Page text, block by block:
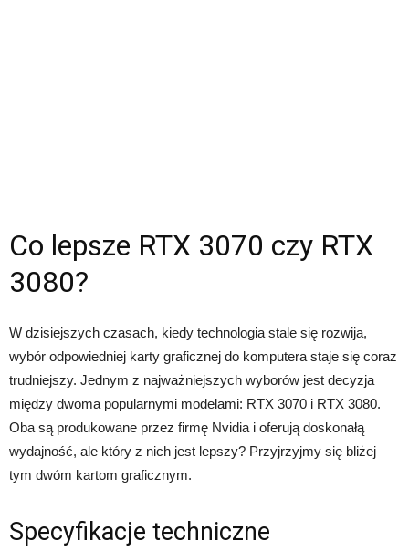
Co lepsze RTX 3070 czy RTX
3080?
W dzisiejszych czasach, kiedy technologia stale się rozwija,
wybór odpowiedniej karty graficznej do komputera staje się coraz
trudniejszy. Jednym z najważniejszych wyborów jest decyzja
między dwoma popularnymi modelami: RTX 3070 i RTX 3080.
Oba są produkowane przez firmę Nvidia i oferują doskonałą
wydajność, ale który z nich jest lepszy? Przyjrzyjmy się bliżej
tym dwóm kartom graficznym.
Specyfikacje techniczne